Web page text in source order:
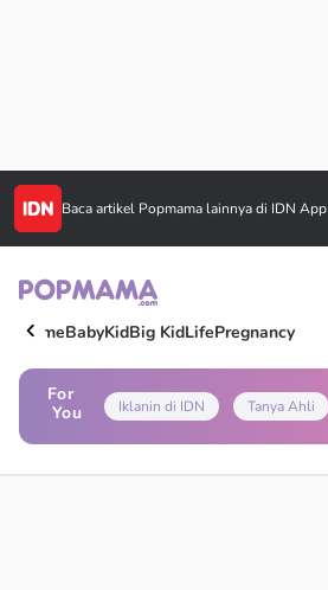
Baca artikel Popmama lainnya di IDN App
HomeBabyKidBig KidLifePregnancy
For
You
Iklanin di IDN Tanya Ahli